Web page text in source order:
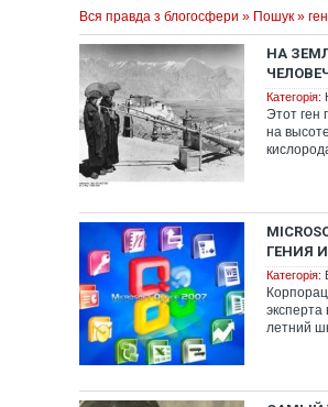
Вся правда з блогосфери » Пошук »
НА
Категорія:
Этот ген
на
ГЕНИЯ
Категорія:
летний